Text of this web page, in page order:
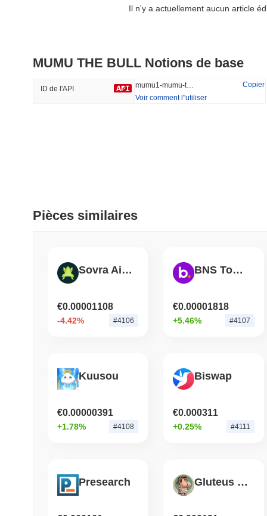
#974 #1805
Il n'y a actuellement aucun article
MUMU THE BULL Notions de base
ID de l'API
Copier
Voir comment l''utiliser
Pièces similaires
Sovra Ai by Virtuals
€0.00001108
-4.42% #4106
BNS Token
€0.00001818
+5.46% #4107
Kuusou
€0.00000391
+1.78% #4108
Biswap
€0.000311
+0.25% #4111
Presearch Gluteus Maximus by Virtuals